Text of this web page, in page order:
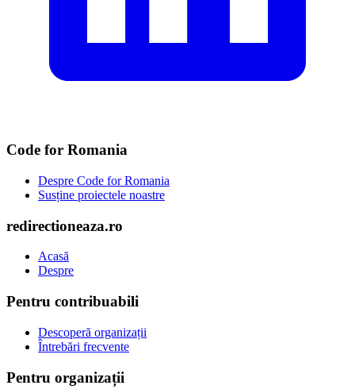
Code for Romania
Despre Code for Romania
Susține proiectele noastre
redirectioneaza.ro
Acasă
Despre
Pentru contribuabili
Descoperă organizații
Întrebări frecvente
Pentru organizații